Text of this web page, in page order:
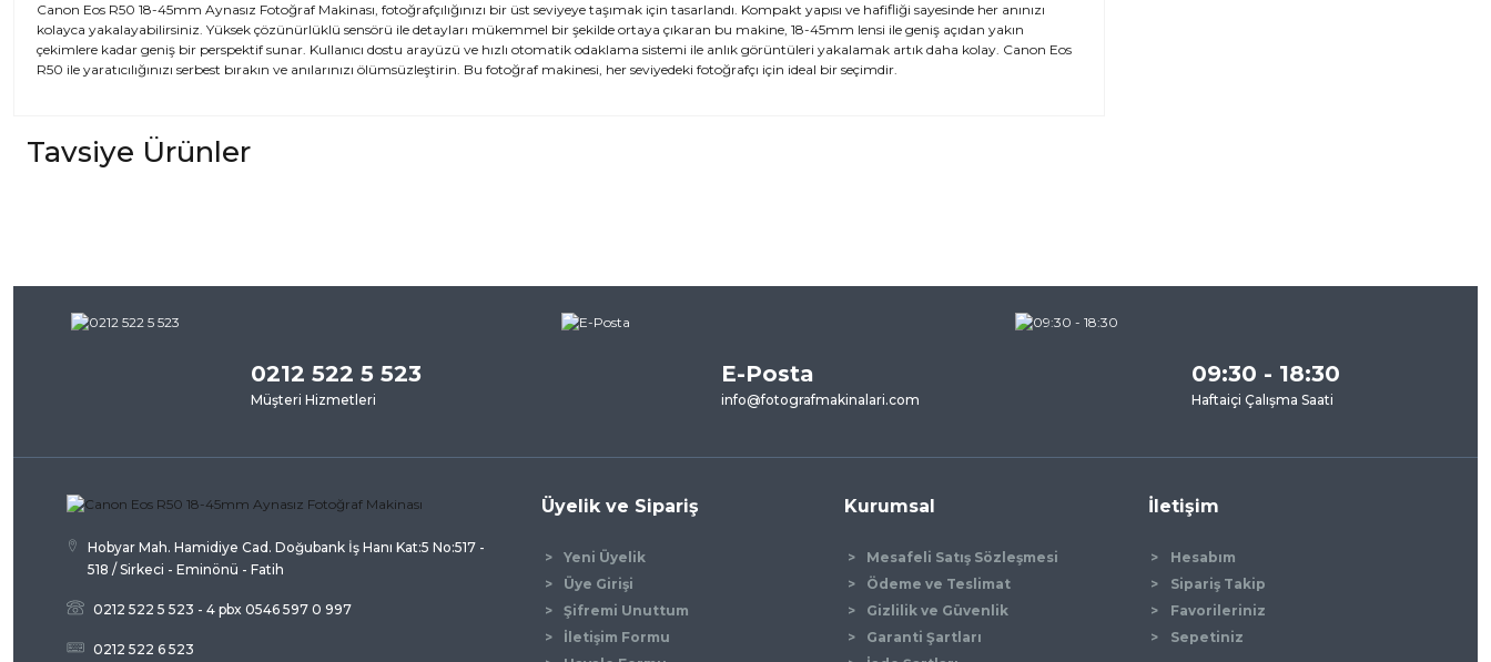
Canon Eos R50 18-45mm Aynasız Fotoğraf Makinası, fotoğrafçılığınızı bir üst seviyeye taşımak için tasarlandı. Kompakt yapısı ve hafifliği sayesinde her anınızı
kolayca yakalayabilirsiniz. Yüksek çözünürlüklü sensörü ile detayları mükemmel bir şekilde ortaya çıkaran bu makine, 18-45mm lensi ile geniş açıdan yakın
çekimlere kadar geniş bir perspektif sunar. Kullanıcı dostu arayüzü ve hızlı otomatik odaklama sistemi ile anlık görüntüleri yakalamak artık daha kolay. Canon Eos
R50 ile yaratıcılığınızı serbest bırakın ve anılarınızı ölümsüzleştirin. Bu fotoğraf makinesi, her seviyedeki fotoğrafçı için ideal bir seçimdir.
Bu ürünün fiyat bilgisi, resim, ürün açıklamalarında ve diğer konularda yetersiz gördüğünüz noktaları öneri formunu kullanarak tarafımıza
Ürün bilgilerinde hatalar bulunuyor.
Bu ürüne benzer farklı alternatifler olmalı.
Tavsiye Ürünler
Liste Fiyatı
0212 522 5 523
Müşteri Hizmetleri
E-Posta
info@fotografmakinalari.com
09:30 - 18:30
Haftaiçi Çalışma Saati
Hobyar Mah. Hamidiye Cad. Doğubank İş Hanı Kat:5 No:517 -
518 / Sirkeci - Eminönü - Fatih
0212 522 5 523 - 4 pbx 0546 597 0 997
0212 522 6 523
Üyelik ve Sipariş
Yeni Üyelik
Üye Girişi
Şifremi Unuttum
İletişim Formu
Kurumsal
Mesafeli Satış Sözleşmesi
Ödeme ve Teslimat
Gizlilik ve Güvenlik
Garanti Şartları
İletişim
Hesabım
Sipariş Takip
Favorileriniz
Sepetiniz